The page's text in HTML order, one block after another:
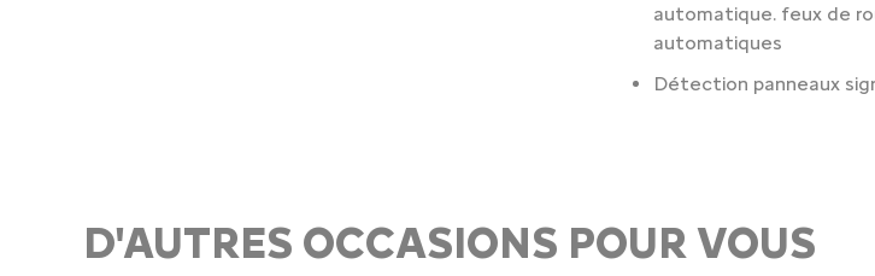
automatique. feux de
automatiques
Détection panneaux
D'AUTRES OCCASIONS POUR VOUS